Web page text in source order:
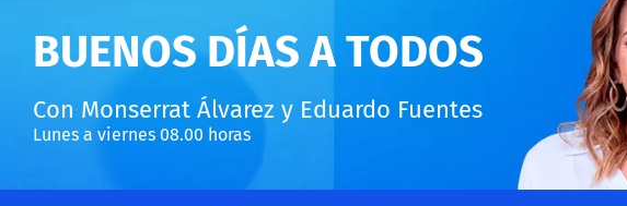
BUENOS DÍAS A TODOS
Con Monserrat Álvarez y Eduardo Fuentes
Lunes a viernes 08.00 horas